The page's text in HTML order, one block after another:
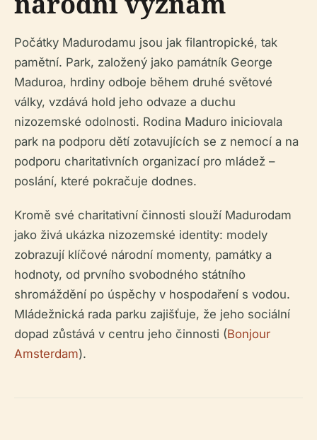
Počátky Madurodamu jsou jak filantropické, tak
pamětní. Park, založený jako památník George
Maduroa, hrdiny odboje během druhé světové
války, vzdává hold jeho odvaze a duchu
nizozemské odolnosti. Rodina Maduro iniciovala
park na podporu dětí zotavujících se z nemocí a na
podporu charitativních organizací pro mládež –
poslání, které pokračuje dodnes.
Kromě své charitativní činnosti slouží Madurodam
jako živá ukázka nizozemské identity: modely
zobrazují klíčové národní momenty, památky a
hodnoty, od prvního svobodného státního
shromáždění po úspěchy v hospodaření s vodou.
Mládežnická rada parku zajišťuje, že jeho sociální
dopad zůstává v centru jeho činnosti (Bonjour
Amsterdam).